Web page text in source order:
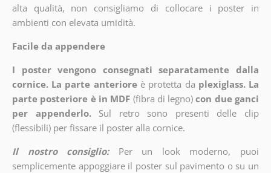
alta qualità, non consigliamo di collocare i poster in
ambienti con elevata umidità.
Facile da appendere
I poster vengono consegnati separatamente dalla
cornice. La parte anteriore è protetta da plexiglass. La
parte posteriore è in MDF (fibra di legno) con due ganci
per appenderlo.
Sul retro sono presenti delle clip
(flessibili) per fissare il poster alla cornice.
Il nostro consiglio:
Per un look moderno, puoi
semplicemente appoggiare il poster sul pavimento o su un